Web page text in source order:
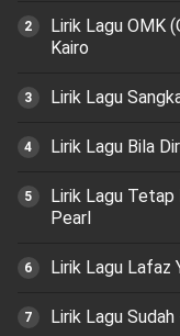
Lirik Lagu OMK
Kairo
Lirik Lagu
Lirik Lagu Bila
Lirik Lagu
Pearl
Lirik Lagu Lafaz
Lirik Lagu